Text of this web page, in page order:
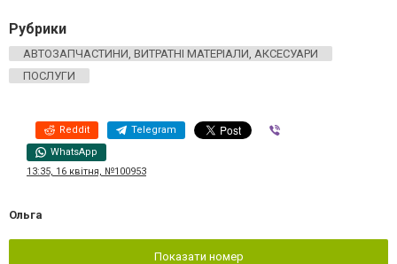
Рубрики
АВТОЗАПЧАСТИНИ, ВИТРАТНІ МАТЕРІАЛИ, АКСЕСУАРИ
ПОСЛУГИ
Reddit Telegram
WhatsApp
13:35, 16 квітня, №100953
Ольга
Показати номер